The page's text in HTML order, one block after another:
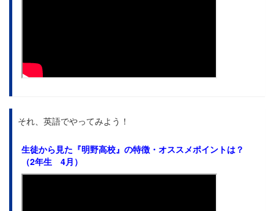
それ、英語でやってみよう！
生徒から見た 『明野高校』の特徴・オススメポイントは？
（2年生 4月）